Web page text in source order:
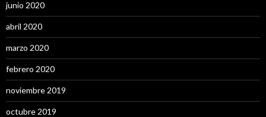
junio 2020
abril 2020
marzo 2020
febrero 2020
noviembre 2019
octubre 2019